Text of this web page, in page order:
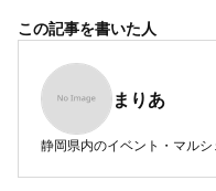
この記事を書いた人
まりあ
静岡県内のイベント・マルシ